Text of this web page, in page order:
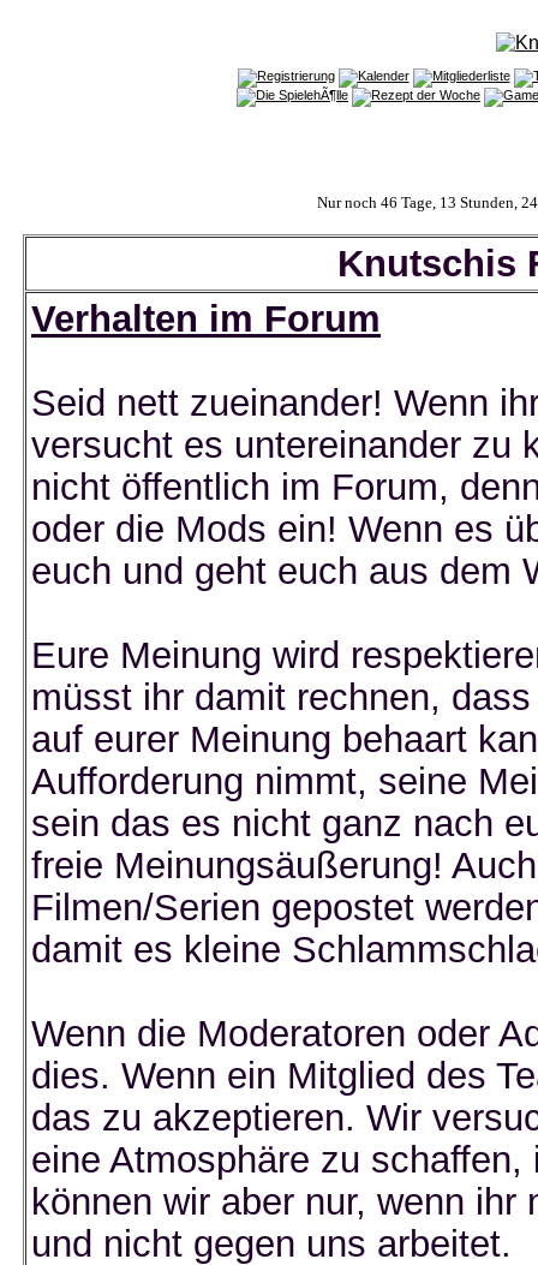
Nur noch 46 Tage, 13 Stunden,
Knutschis
Verhalten im Forum
Seid nett zueinander! Wenn
versucht es untereinander zu
nicht öffentlich im Forum,
oder die Mods ein! Wenn es
euch und geht euch aus dem
Eure Meinung wird
müsst ihr damit rechnen,
auf eurer Meinung behaart
Aufforderung nimmt, seine
sein das es nicht ganz nach
freie Meinungsäußerung!
Filmen/Serien gepostet
damit es kleine
Wenn die Moderatoren oder
dies. Wenn ein Mitglied des
das zu akzeptieren. Wir
eine Atmosphäre zu
können wir aber nur, wenn
und nicht gegen uns arbeitet.